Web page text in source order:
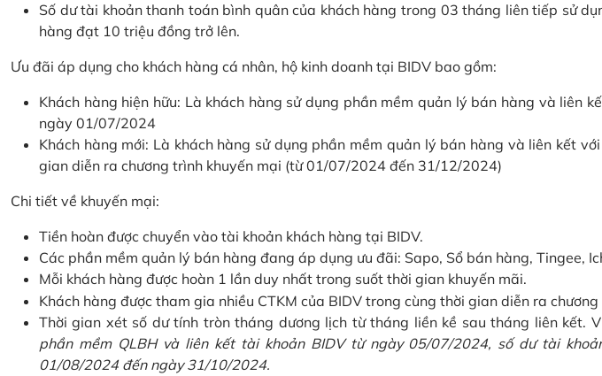
Số dư tài khoản thanh toán bình quân của khách hàng trong 03 tháng liên tiếp sử
hàng đạt 10 triệu đồng trở lên.
Ưu đãi áp dụng cho khách hàng cá nhân, hộ kinh doanh tại BIDV bao gồm:
Khách hàng hiện hữu: Là khách hàng sử dụng phần mềm quản lý bán hàng và liên
ngày 01/07/2024
Khách hàng mới: Là khách hàng sử dụng phần mềm quản lý bán hàng và liên kết
gian diễn ra chương trình khuyến mại (từ 01/07/2024 đến 31/12/2024)
Chi tiết về khuyến mại:
Tiền hoàn được chuyển vào tài khoản khách hàng tại BIDV.
Các phần mềm quản lý bán hàng đang áp dụng ưu đãi: Sapo, Sổ bán hàng, Tingee,
Mỗi khách hàng được hoàn 1 lần duy nhất trong suốt thời gian khuyến mãi.
Khách hàng được tham gia nhiều CTKM của BIDV trong cùng thời gian diễn ra chương
Thời gian xét số dư tính tròn tháng dương lịch từ tháng liền kề sau tháng liên kết.
phần mềm QLBH và liên kết tài khoản BIDV từ ngày 05/07/2024, số dư tài
01/08/2024 đến ngày 31/10/2024.